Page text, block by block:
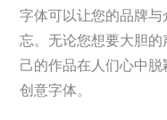
字体可以让您的品牌
忘。无论您想要大胆
己的作品在人们心中
创意字体。